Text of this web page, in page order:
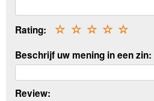
Rating: ☆
☆
☆
☆
☆
Beschrijf uw mening in een zin:
Review: